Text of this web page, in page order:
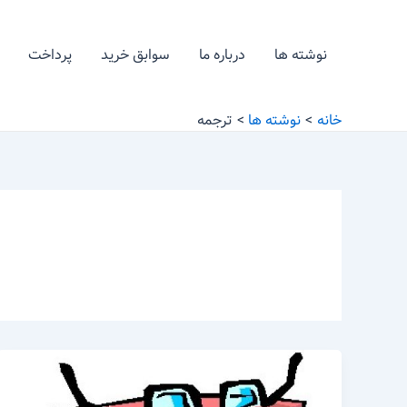
نوشته ها درباره ما سوابق خرید پرداخت
خانه نوشته ها ترجمه